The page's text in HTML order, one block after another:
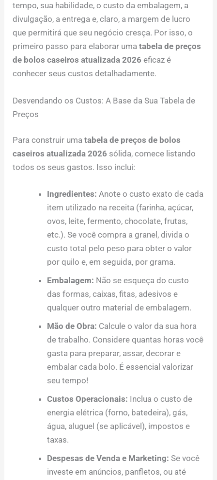
tempo, sua habilidade, o custo da embalagem, a
divulgação, a entrega e, claro, a margem de lucro
que permitirá que seu negócio cresça. Por isso, o
primeiro passo para elaborar umatabela de preços
de bolos caseiros atualizada 2026 eficaz é
conhecer seus custos detalhadamente.
Desvendando os Custos: A Base da Sua Tabela de
Preços
Para construir umatabela de preços de bolos
caseiros atualizada 2026 sólida, comece listando
todos os seus gastos. Isso inclui:
Ingredientes: Anote o custo exato de cada
item utilizado na receita (farinha, açúcar,
ovos, leite, fermento, chocolate, frutas,
etc.). Se você compra a granel, divida o
custo total pelo peso para obter o valor
por quilo e, em seguida, por grama.
Embalagem: Não se esqueça do custo
das formas, caixas, fitas, adesivos e
qualquer outro material de embalagem.
Mão de Obra: Calcule o valor da sua hora
de trabalho. Considere quantas horas você
gasta para preparar, assar, decorar e
embalar cada bolo. É essencial valorizar
seu tempo!
Custos Operacionais: Inclua o custo de
energia elétrica (forno, batedeira), gás,
água, aluguel (se aplicável), impostos e
taxas.
Despesas de Venda e Marketing: Se você
investe em anúncios, panfletos, ou até